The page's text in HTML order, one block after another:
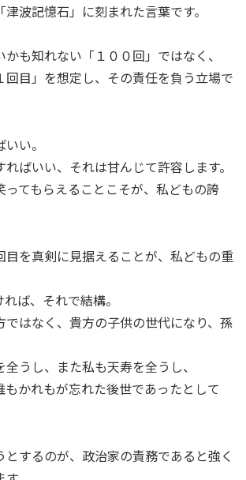
波記憶石」に刻まれた言葉です。
も知れない「１００回」ではなく、
回目」を想定し、その責任を負う立場で
い。
ばいい、それは甘んじて許容します。
ってもらえることこそが、私どもの誇
目を真剣に見据えることが、私どもの重
ば、それで結構。
ではなく、貴方の子供の世代になり、孫
うし、また私も天寿を全うし、
もかれもが忘れた後世であったとして
とするのが、政治家の責務であると強く